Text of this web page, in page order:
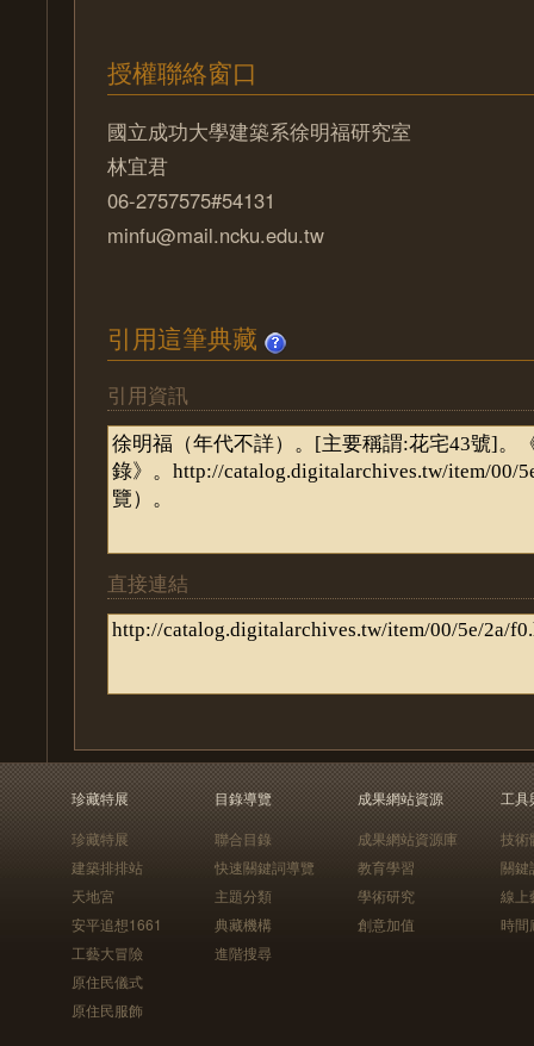
授權聯絡窗口
國立成功大學建築系徐明福研究室
林宜君
06-2757575#54131
minfu@mail.ncku.edu.tw
引用這筆典藏
引用資訊
直接連結
珍藏特展
珍藏特展
建築排排站
天地宮
安平追想1661
工藝大冒險
原住民儀式
原住民服飾
目錄導覽
聯合目錄
快速關鍵詞導覽
主題分類
典藏機構
進階搜尋
成果網站資源
成果網站資源庫
教育學習
學術研究
創意加值
工具
技術
關鍵
線上
時間